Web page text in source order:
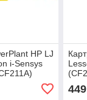
HP LJ
i-Sensys
449